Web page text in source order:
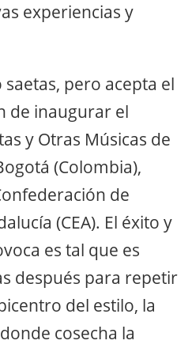
experiencias y
pero acepta el
de inaugurar el
y Otras Músicas de
(Colombia),
de
(CEA). El éxito y
es tal que es
después para repetir
del estilo, la
cosecha la